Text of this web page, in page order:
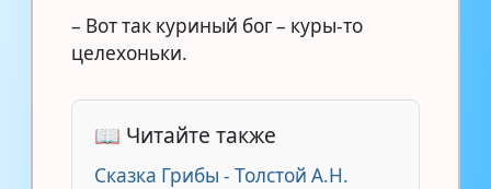
– Вот так куриный бог – куры-то
целехоньки.
📖 Читайте также
Сказка Грибы - Толстой А.Н.